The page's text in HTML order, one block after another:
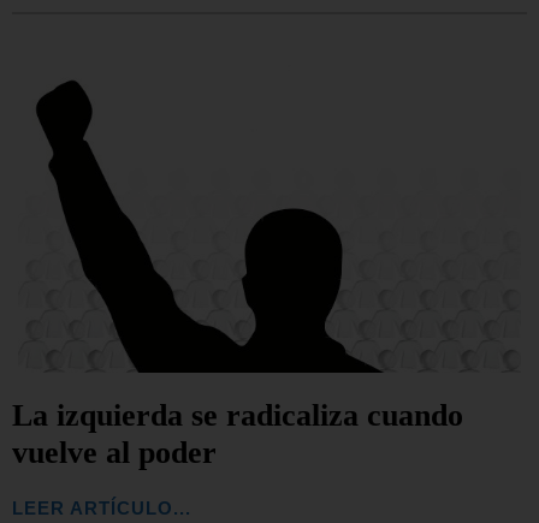
La izquierda se radicaliza cuando
vuelve al poder
LEER ARTÍCULO...